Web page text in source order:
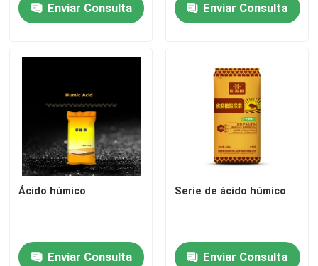
Enviar Consulta Enviar Consulta
Ácido húmico
Enviar Consulta
Serie de ácido húmico
Enviar Consulta